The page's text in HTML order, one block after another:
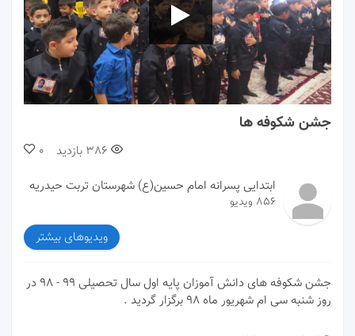
00:00 01:35
جشن شکوفه ها
0 386 بازدید
ابتدایی پسرانه امام حسین(ع) شهرستان تربت حیدریه
856 ویدیو
ویدیوهای بیشتر
جشن شکوفه های دانش آموزان پایه اول سال تحصیلی ۹۹ - ۹۸ در
روز شنبه سی ام شهریور ماه ۹۸ برگزار گردید .